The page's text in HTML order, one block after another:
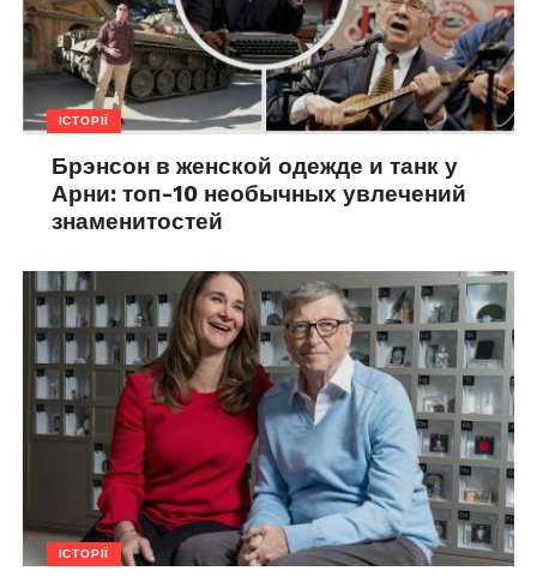
ІСТОРІЇ
Брэнсон в женской одежде и танк у
Арни: топ-10 необычных увлечений
знаменитостей
ІСТОРІЇ